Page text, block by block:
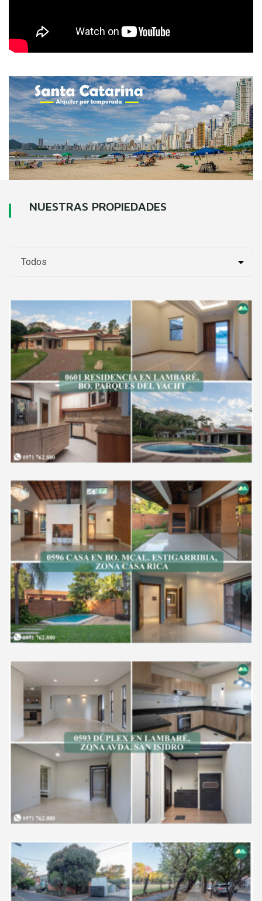
NUESTRAS PROPIEDADES